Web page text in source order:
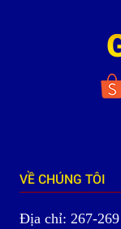
VỀ CHÚNG TÔI
Địa chỉ: 267-